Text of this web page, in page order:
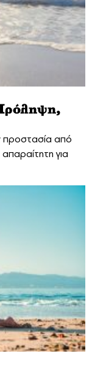
προστασία από
απαραίτητη για